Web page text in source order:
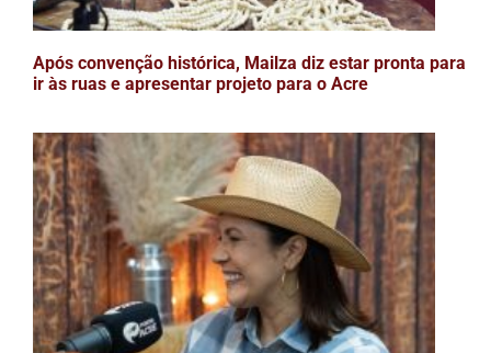
Após convenção histórica, Mailza diz estar pronta para
ir às ruas e apresentar projeto para o Acre